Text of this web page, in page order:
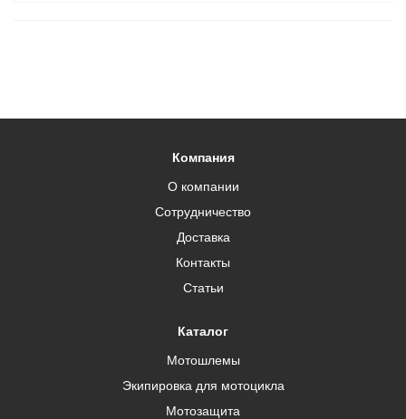
Компания
О компании
Сотрудничество
Доставка
Контакты
Статьи
Каталог
Мотошлемы
Экипировка для мотоцикла
Мотозащита